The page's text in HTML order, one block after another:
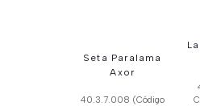
Seta Paralama
Axor
40.3.7.008 (Código